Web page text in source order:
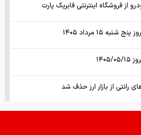
از فروشگاه اینترنتی فابریک پارت
۱۵ مرداد ۱۴۰۵
۱۵
رانتی از بازار ارز حذف شد
شارژ شد